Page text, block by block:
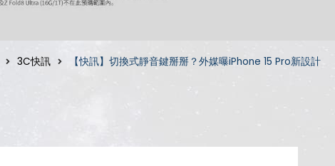
3C快訊 【快訊】切換式靜音鍵掰掰？外媒曝iPhone 15 Pro新設計